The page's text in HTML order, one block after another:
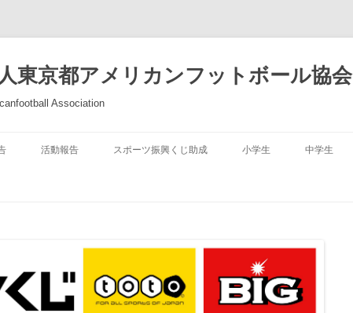
東京都アメリカンフットボール協会
Association
活動報告 スポーツ振興くじ助成 小学生 中学生